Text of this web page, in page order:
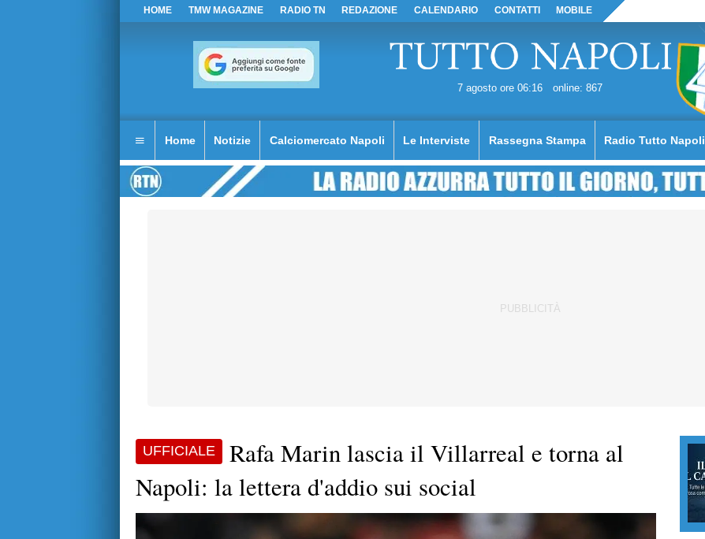
HOME TMW MAGAZINE RADIO TN REDAZIONE CALENDARIO CONTATTI MOBILE
7 agosto ore 06:16 online: 867
Home Notizie Calciomercato Napoli Le Interviste Rassegna Stampa Radio Tutto Napoli
UFFICIALE
Rafa Marin lascia il Villarreal e torna al
Napoli: la lettera d'addio sui social